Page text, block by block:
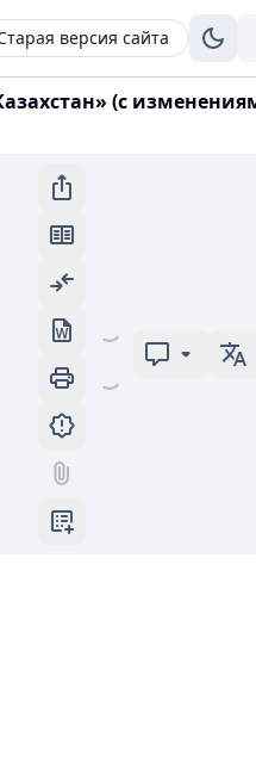
версия сайта
(с